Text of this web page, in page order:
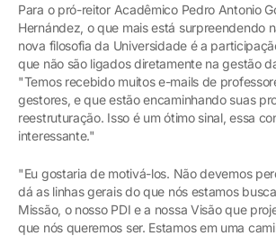
Para o pró-reitor Acadêmico Pedro Antonio
Hernández, o que mais está surpreendendo
nova filosofia da Universidade é a
que não são ligados diretamente na gestão
"Temos recebido muitos e-mails de
gestores, e que estão encaminhando suas
reestruturação. Isso é um ótimo sinal, essa
interessante."
"Eu gostaria de motivá-los. Não devemos
dá as linhas gerais do que nós estamos
Missão, o nosso PDI e a nossa Visão que
que nós queremos ser. Estamos em uma